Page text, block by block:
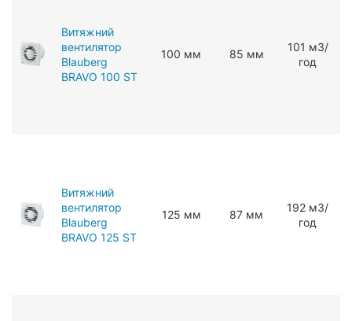
Витяжний
вентилятор
Blauberg
BRAVO 100 ST
100 мм 85 мм
101 мЗ/
год
Витяжний
вентилятор
Blauberg
BRAVO 125 ST
125 мм 87 мм
192 мЗ/
год